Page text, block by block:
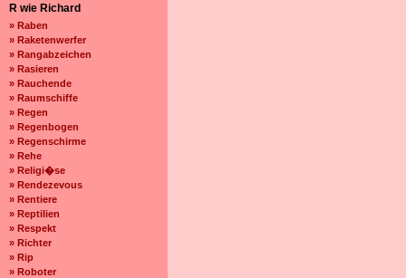
R wie Richard
» Raben
» Raketenwerfer
» Rangabzeichen
» Rasieren
» Rauchende
» Raumschiffe
» Regen
» Regenbogen
» Regenschirme
» Rehe
» Religi�se
» Rendezevous
» Rentiere
» Reptilien
» Respekt
» Richter
» Rip
» Roboter